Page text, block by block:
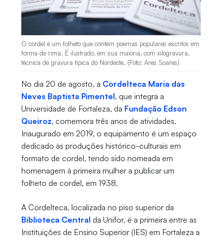
O cordel é um folheto que contém poemas populares escritos em
forma de rima. É ilustrado, em sua maioria, com xilogravura,
técnica de gravura típica do Nordeste. (Foto: Ares Soares)
No dia 20 de agosto, a Cordelteca Maria das
Neves Baptista Pimentel, que integra a
Universidade de Fortaleza, da Fundação Edson
Queiroz, comemora três anos de atividades.
Inaugurado em 2019, o equipamento é um espaço
dedicado às produções histórico-culturais em
formato de cordel, tendo sido nomeada em
homenagem à primeira mulher a publicar um
folheto de cordel, em 1938.
A Cordelteca, localizada no piso superior da
Biblioteca Central da Unifor, é a primeira entre as
Instituições de Ensino Superior (IES) em Fortaleza a